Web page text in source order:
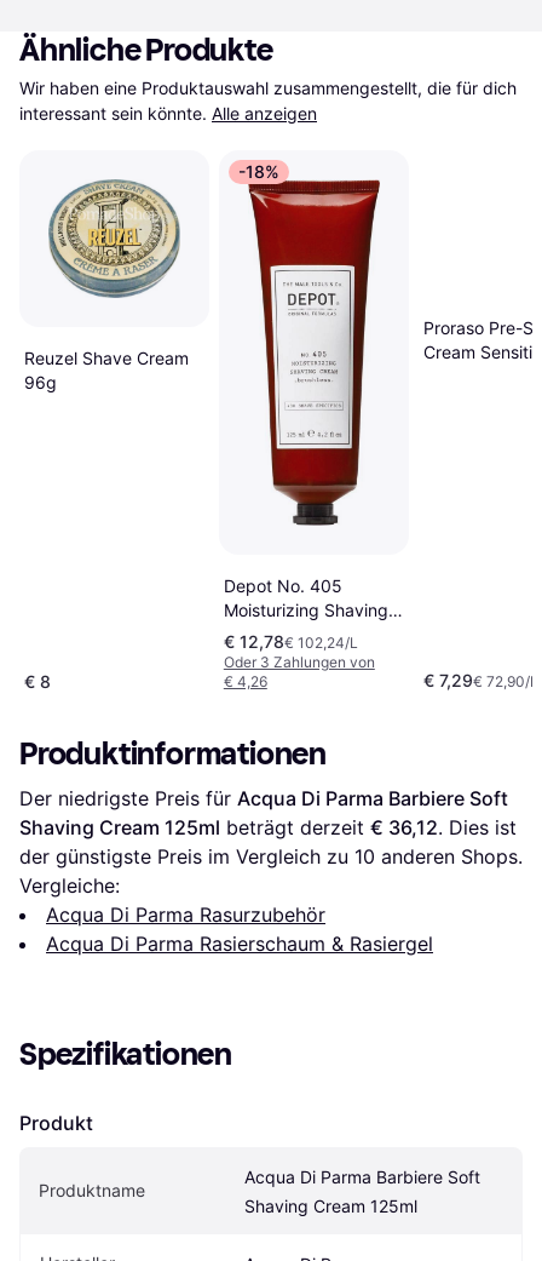
Ähnliche Produkte
Wir haben eine Produktauswahl zusammengestellt, die für dich
interessant sein könnte. Alle anzeigen
Reuzel Shave Cream
96g
€ 8
-18%
Depot No. 405
Moisturizing Shaving
Cream 125ml
€ 12,78€ 102,24/L
Oder 3 Zahlungen von
€ 4,26
Proraso Pre-
Cream
€ 7,29€ 72,90/L
Produktinformationen
Der niedrigste Preis für Acqua Di Parma Barbiere Soft
Shaving Cream 125ml beträgt derzeit € 36,12. Dies ist
der günstigste Preis im Vergleich zu 10 anderen Shops.
Vergleiche:
Acqua Di Parma Rasurzubehör
Acqua Di Parma Rasierschaum & Rasiergel
Spezifikationen
Produkt
Produktname
Acqua Di Parma Barbiere Soft
Shaving Cream 125ml